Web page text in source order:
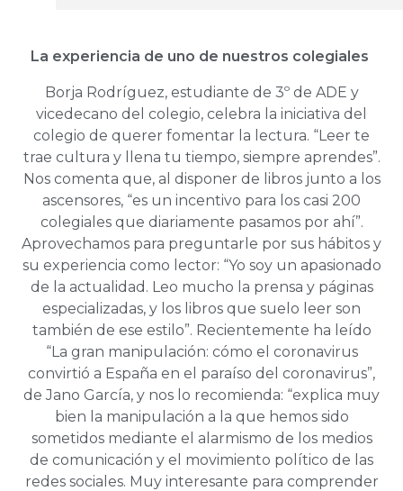
La experiencia de uno de nuestros colegiales
Borja Rodríguez, estudiante de 3º de ADE y
vicedecano del colegio, celebra la iniciativa del
colegio de querer fomentar la lectura. “Leer te
trae cultura y llena tu tiempo, siempre aprendes”.
Nos comenta que, al disponer de libros junto a los
ascensores, “es un incentivo para los casi 200
colegiales que diariamente pasamos por ahí”.
Aprovechamos para preguntarle por sus hábitos y
su experiencia como lector: “Yo soy un apasionado
de la actualidad. Leo mucho la prensa y páginas
especializadas, y los libros que suelo leer son
también de ese estilo”. Recientemente ha leído
“La gran manipulación: cómo el coronavirus
convirtió a España en el paraíso del coronavirus”,
de Jano García, y nos lo recomienda: “explica muy
bien la manipulación a la que hemos sido
sometidos mediante el alarmismo de los medios
de comunicación y el movimiento político de las
redes sociales. Muy interesante para comprender